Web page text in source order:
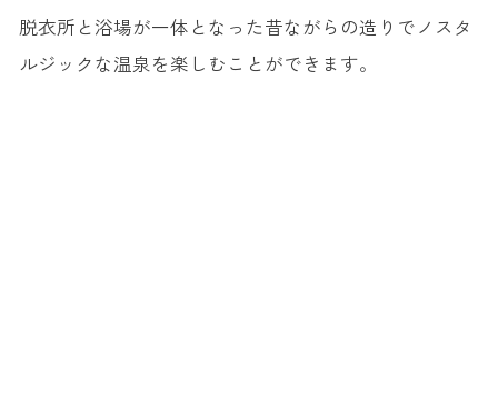
脱衣所と浴場が一体となった昔ながらの造りでノスタ
ルジックな温泉を楽しむことができます。